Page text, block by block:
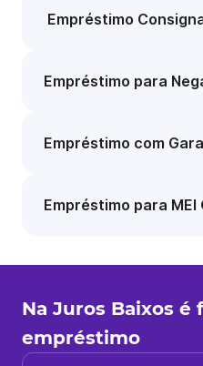
Empréstimo
Empréstimo para
Empréstimo com
Empréstimo para MEI
Na Juros Baixos é
empréstimo